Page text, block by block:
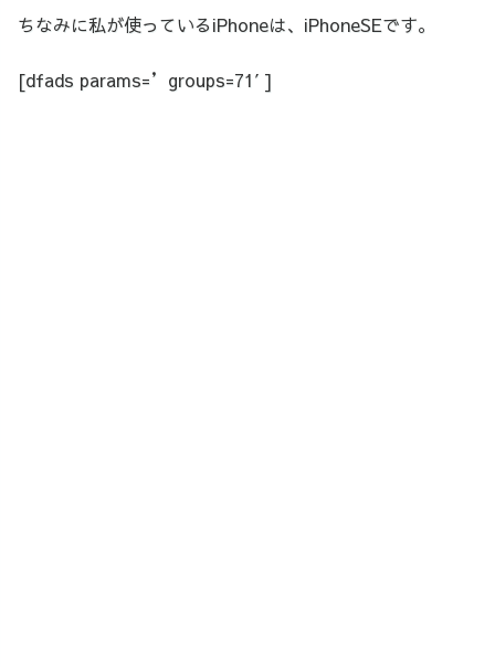
ちなみに私が使っているiPhoneは、iPhoneSEです。
[dfads params=’groups=71′]